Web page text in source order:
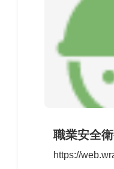
職業安全
https://